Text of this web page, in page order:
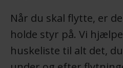
Når du skal flytte, er
holde styr på. Vi
huskeliste til alt det,